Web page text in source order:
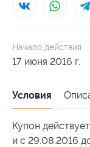
Начало действия
17 июня 2016 г.
Условия
Купон
и с 29.08.2016